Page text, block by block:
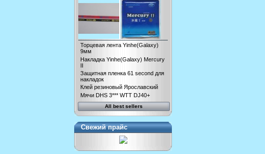
Торцевая лента Yinhe(Galaxy)
9мм
Накладка Yinhe(Galaxy) Mercury
II
Защитная пленка 61 second для
накладок
Клей резиновый Ярославский
Мячи DHS 3*** WTT DJ40+
All best sellers
Свежий прайс